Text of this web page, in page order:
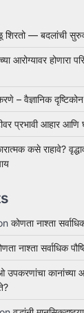
शिरतो — बदलांची
आरोग्यावर होणारा
– वैज्ञानिक
प्रभावी आहार आणि
कसे राहावे?
कोणता नाश्ता
नाश्ता सर्वाधिक
कानांच्या